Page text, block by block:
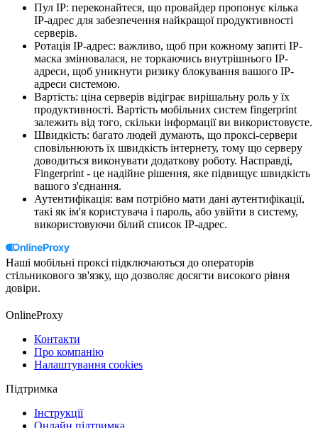
Пул IP: переконайтеся, що провайдер пропонує кілька
IP-адрес для забезпечення найкращої продуктивності
серверів.
Ротація IP-адрес: важливо, щоб при кожному запиті IP-
маска змінювалася, не торкаючись внутрішнього IP-
адреси, щоб уникнути ризику блокування вашого IP-
адреси системою.
Вартість: ціна серверів відіграє вирішальну роль у їх
продуктивності. Вартість мобільних систем fingerprint
залежить від того, скільки інформації ви використовуєте.
Швидкість: багато людей думають, що проксі-сервери
сповільнюють їх швидкість інтернету, тому що серверу
доводиться виконувати додаткову роботу. Насправді,
Fingerprint - це надійне рішення, яке підвищує швидкість
вашого з'єднання.
Аутентифікація: вам потрібно мати дані аутентифікації,
такі як ім'я користувача і пароль, або увійти в систему,
використовуючи білий список IP-адрес.
Наші мобільні проксі підключаються до операторів
стільникового зв'язку, що дозволяє досягти високого рівня
довіри.
OnlineProxy
Контакти
Про компанію
Налаштування cookies
Підтримка
Інструкції